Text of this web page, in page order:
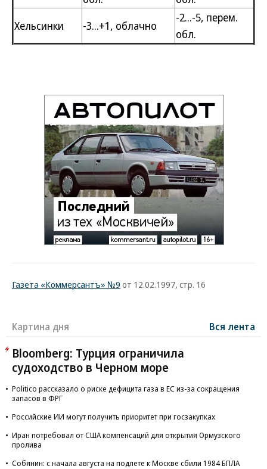
Хельсинки
-3...+1, облачно
-2...-5, перем.
обл.
Газета «Коммерсантъ» №9 от 12.02.1997, стр. 16
Картина дня Вся лента
Bloomberg: Турция ограничила
судоходство в Черном море
Politico рассказало о риске дефицита газа в ЕС из-за сокращения
запасов в ФРГ
Российские ИИ могут получить приоритет при госзакупках
Иран потребовал от США компенсаций для открытия Ормузского
пролива
Собянин: с начала августа на подлете к Москве сбили 1984 БПЛА